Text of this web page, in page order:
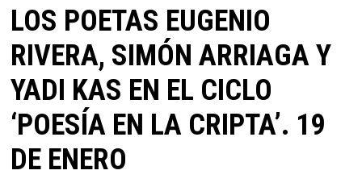
LOS POETAS EUGENIO
RIVERA, SIMÓN ARRIAGA Y
YADI KAS EN EL CICLO
‘POESÍA EN LA CRIPTA’. 19
DE ENERO